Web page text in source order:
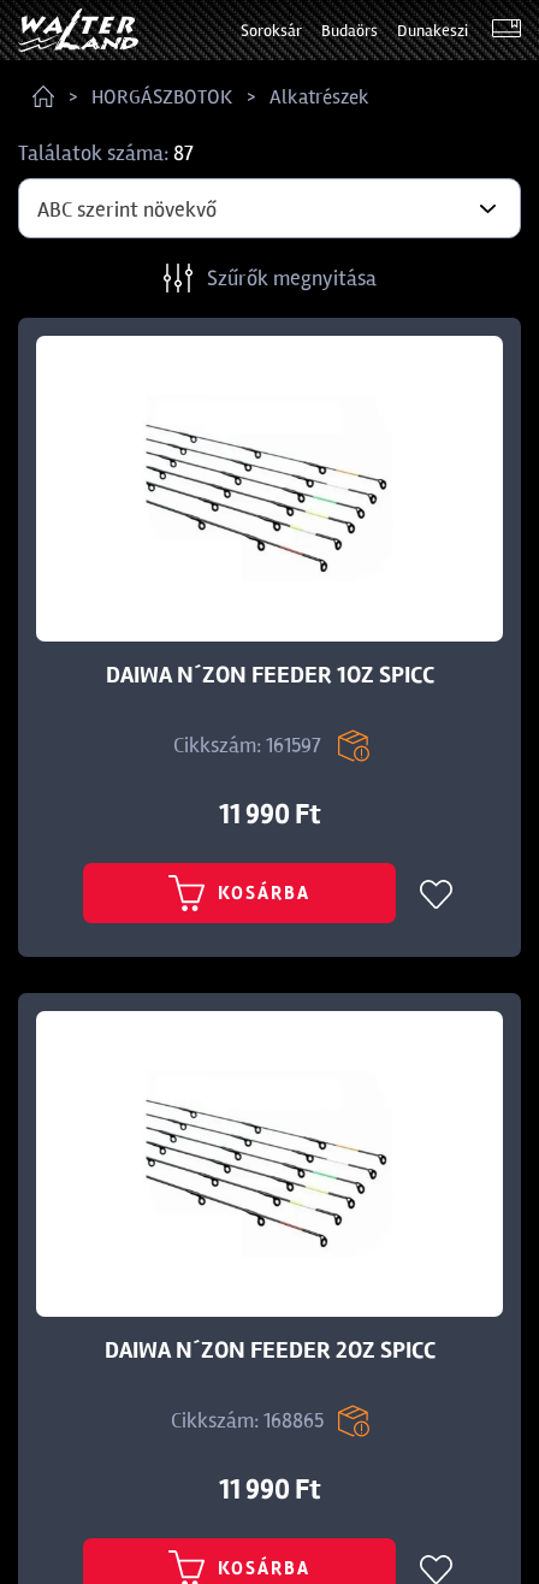
Soroksár Budaörs Dunakeszi
HORGÁSZBOTOK Alkatrészek
Találatok száma:87
ABC szerint növekvő
Szűrők megnyitása
DAIWA N´ZON FEEDER 1OZ SPICC
Cikkszám: 161597
11 990 Ft
KOSÁRBA
DAIWA N´ZON FEEDER 2OZ SPICC
Cikkszám: 168865
11 990 Ft
KOSÁRBA